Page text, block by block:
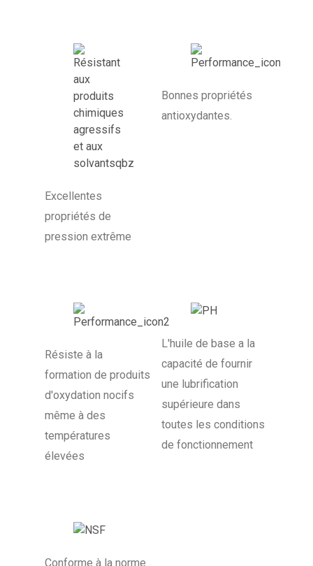
Excellentes
propriétés de
pression extrême
Bonnes propriétés
antioxydantes.
Résiste à la
formation de produits
d'oxydation nocifs
même à des
températures
élevées
L'huile de base a la
capacité de fournir
une lubrification
supérieure dans
toutes les conditions
de fonctionnement
Conforme à la norme